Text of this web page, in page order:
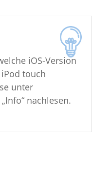
iOS-Version
touch
unter
nachlesen.